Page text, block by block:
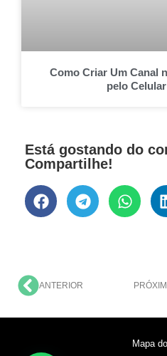
Como Criar Um Canal
pelo
Está gostando do
Compartilhe!
ANTERIOR
Mapa